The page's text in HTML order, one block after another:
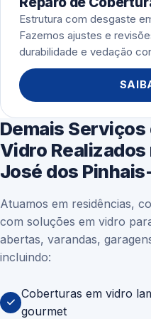
Estrutura com desgaste
Fazemos ajustes e
durabilidade e vedação
Demais
Vidro Realizados
José dos
Atuamos em residências,
com soluções em vidro
abertas, varandas,
incluindo:
Coberturas em vidro
gourmet